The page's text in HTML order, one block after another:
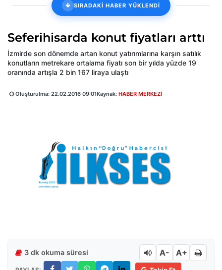
SIRADAKİ HABER YÜKLENDİ
Seferihisarda konut fiyatları arttı
İzmirde son dönemde artan konut yatırımlarına karşın satılık
konutların metrekare ortalama fiyatı son bir yılda yüzde 19
oranında artışla 2 bin 167 liraya ulaştı
Oluşturulma: 22.02.2016 09:01Kaynak: HABER MERKEZİ
3 dk okuma süresi A- A+